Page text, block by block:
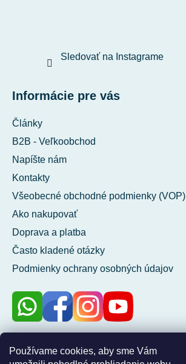
Používame cookies, aby sme Vám
Sledovať na Instagrame
Informácie pre vás
Články
B2B - Veľkoobchod
Napíšte nám
Kontakty
Všeobecné obchodné podmienky (VOP)
Ako nakupovať
Doprava a platba
Často kladené otázky
Podmienky ochrany osobných údajov
100 %
zákazníkov nás